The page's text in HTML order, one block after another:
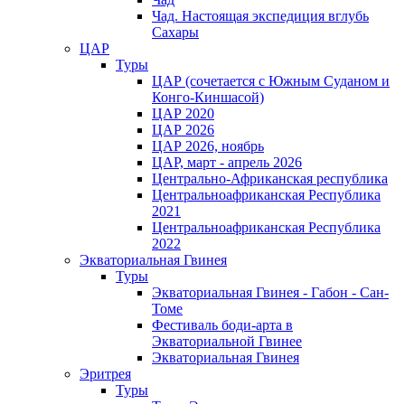
Чад. Настоящая экспедиция вглубь
Сахары
ЦАР
Туры
ЦАР (сочетается с Южным Суданом и
Конго-Киншасой)
ЦАР 2020
ЦАР 2026
ЦАР 2026, ноябрь
ЦАР, март - апрель 2026
Центрально-Африканская республика
Центральноафриканская Республика
2021
Центральноафриканская Республика
2022
Экваториальная Гвинея
Туры
Экваториальная Гвинея - Габон - Сан-
Томе
Фестиваль боди-арта в
Экваториальной Гвинее
Экваториальная Гвинея
Эритрея
Туры